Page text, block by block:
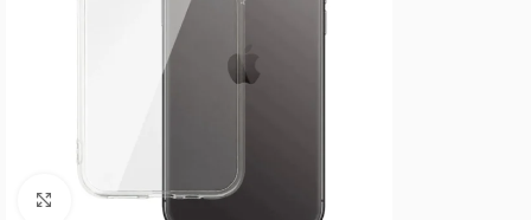
Click to enlarge